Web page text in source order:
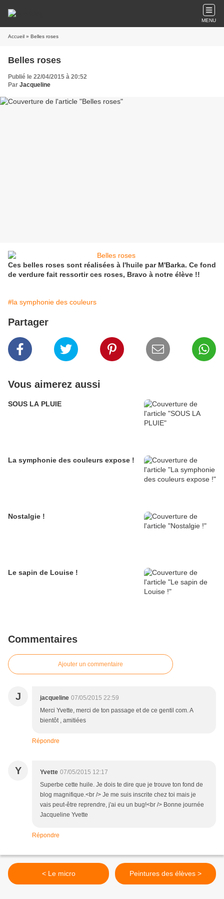
MENU
Accueil » Belles roses
Belles roses
Publié le 22/04/2015 à 20:52
Par Jacqueline
Ces belles roses sont réalisées à l'huile par M'Barka. Ce fond
de verdure fait ressortir ces roses, Bravo à notre élève !!
#la symphonie des couleurs
Partager
Vous aimerez aussi
SOUS LA PLUIE
La symphonie des couleurs expose !
Nostalgie !
Le sapin de Louise !
Commentaires
Ajouter un commentaire
J jacqueline 07/05/2015 22:59
Merci Yvette, merci de ton passage et de ce gentil com. A
bientôt , amitiées
Répondre
Y Yvette 07/05/2015 12:17
Superbe cette huile. Je dois te dire que je trouve ton fond de
blog magnifique.<br /> Je me suis inscrite chez toi mais je
vais peut-être reprendre, j'ai eu un bug!<br /> Bonne journée
Jacqueline Yvette
Répondre
< Le micro Peintures des élèves >